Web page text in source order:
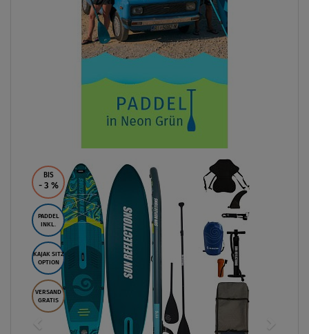
BIS
- 3 %
PADDEL
INKL.
KAJAK SITZ
OPTION
VERSAND
GRATIS